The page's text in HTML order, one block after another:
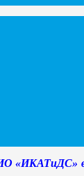
«ИКАТиДС»